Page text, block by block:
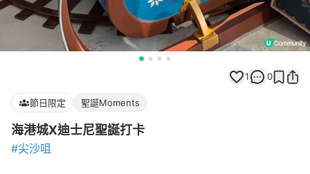
1 0
節日限定 聖誕Moments
海港城X迪士尼聖誕打卡
#尖沙咀